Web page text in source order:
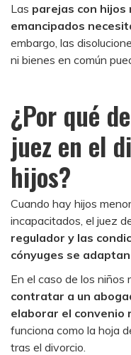
Las parejas con hijos
emancipados
embargo, las
ni bienes en común
¿Por qué
juez en el
hijos?
Cuando hay hijos
incapacitados, el juez
regulador y las
cónyuges se
En el caso de los niños
contratar a un
elaborar el convenio
funciona como la hoja
tras el divorcio.